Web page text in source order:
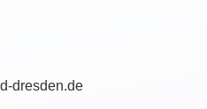
dresden.de